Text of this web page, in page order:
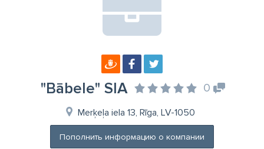
"Bābele" SIA 0
Merķeļa iela 13, Rīga, LV-1050
Пополнить информацию о компании